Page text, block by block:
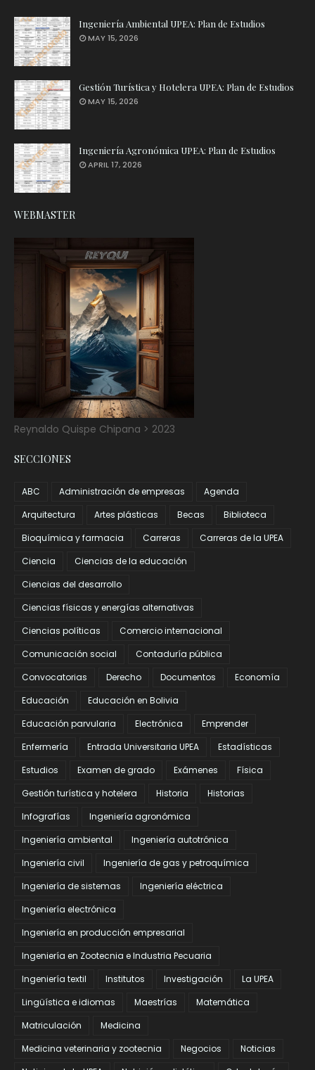
Ingeniería Ambiental UPEA: Plan de Estudios
MAY 15, 2026
Gestión Turística y Hotelera UPEA: Plan de Estudios
MAY 15, 2026
Ingeniería Agronómica UPEA: Plan de Estudios
APRIL 17, 2026
WEBMASTER
Reynaldo Quispe Chipana > 2023
SECCIONES
ABC Administración de empresas
Agenda
Arquitectura
Artes plásticas Becas
Biblioteca
Bioquímica y farmacia
Carreras
Carreras de la UPEA
Ciencia
Ciencias de la educación
Ciencias del desarrollo
Ciencias físicas y energías alternativas
Ciencias políticas
Comercio internacional
Comunicación social
Contaduría pública
Convocatorias
Derecho Documentos
Economía
Educación
Educación en Bolivia
Educación parvularia
Electrónica
Emprender
Enfermería
Entrada Universitaria UPEA
Estadísticas
Estudios
Examen de grado Exámenes
Física
Gestión turística y hotelera
Historia
Historias
Infografías
Ingeniería agronómica
Ingeniería ambiental
Ingeniería autotrónica
Ingeniería civil
Ingeniería de gas y petroquímica
Ingeniería de sistemas
Ingeniería eléctrica
Ingeniería electrónica
Ingeniería en producción empresarial
Ingeniería en Zootecnia e Industria Pecuaria
Ingeniería textil
Institutos Investigación
La UPEA
Lingüística e idiomas
Maestrías
Matemática
Matriculación
Medicina
Medicina veterinaria y zootecnia
Negocios
Noticias